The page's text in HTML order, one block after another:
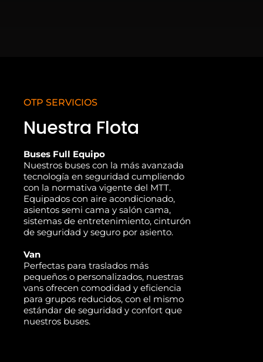
OTP SERVICIOS
Nuestra Flota
Buses Full Equipo
Nuestros buses con la más avanzada
tecnología en seguridad cumpliendo
con la normativa vigente del MTT.
Equipados con aire acondicionado,
asientos semi cama y salón cama,
sistemas de entretenimiento, cinturón
de seguridad y seguro por asiento.
Van
Perfectas para traslados más
pequeños o personalizados, nuestras
vans ofrecen comodidad y eficiencia
para grupos reducidos, con el mismo
estándar de seguridad y confort que
nuestros buses.